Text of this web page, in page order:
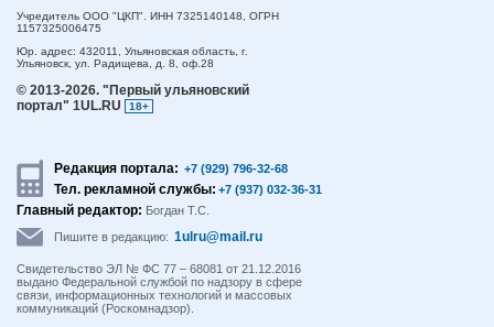
Учредитель ООО "ЦКП". ИНН 7325140148, ОГРН
1157325006475
Юр. адрес: 432011, Ульяновская область, г.
Ульяновск, ул. Радищева, д. 8, оф.28
© 2013-2026. "Первый ульяновский
портал" 1UL.RU
18+
Редакция портала: +7 (929) 796-32-68
Тел. рекламной службы: +7 (937) 032-36-31
Главный редактор: Богдан Т.С.
Пишите в редакцию: 1ulru@mail.ru
Свидетельство ЭЛ № ФС 77 – 68081 от 21.12.2016
выдано Федеральной службой по надзору в сфере
связи, информационных технологий и массовых
коммуникаций (Роскомнадзор).